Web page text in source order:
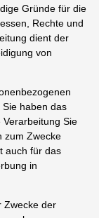
Gründe für die
Rechte und
dient der
von
haben das
Sie
zum Zwecke
auch für das
in
Zwecke der